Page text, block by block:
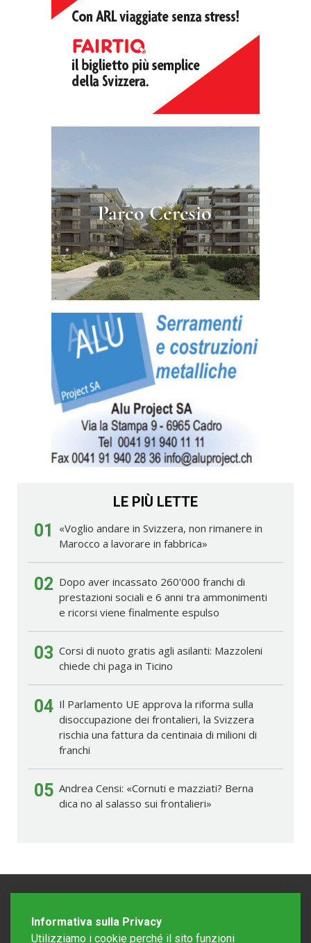
LE PIÙ LETTE
01
«Voglio andare in Svizzera, non rimanere in
Marocco a lavorare in fabbrica»
02 Dopo aver incassato 260'000 franchi di
prestazioni sociali e 6 anni tra ammonimenti
e ricorsi viene finalmente espulso
03 Corsi di nuoto gratis agli asilanti: Mazzoleni
chiede chi paga in Ticino
04 Il Parlamento UE approva la riforma sulla
disoccupazione dei frontalieri, la Svizzera
rischia una fattura da centinaia di milioni di
franchi
05 Andrea Censi: «Cornuti e mazziati? Berna
dica no al salasso sui frontalieri»
Informativa sulla Privacy
Utilizziamo i cookie perché il sito funzioni